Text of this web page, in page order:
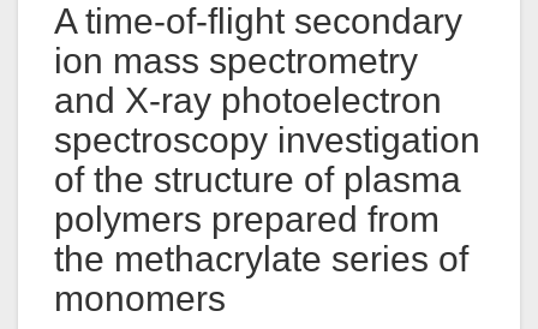
A time-of-flight secondary
ion mass spectrometry
and X-ray photoelectron
spectroscopy investigation
of the structure of plasma
polymers prepared from
the methacrylate series of
monomers